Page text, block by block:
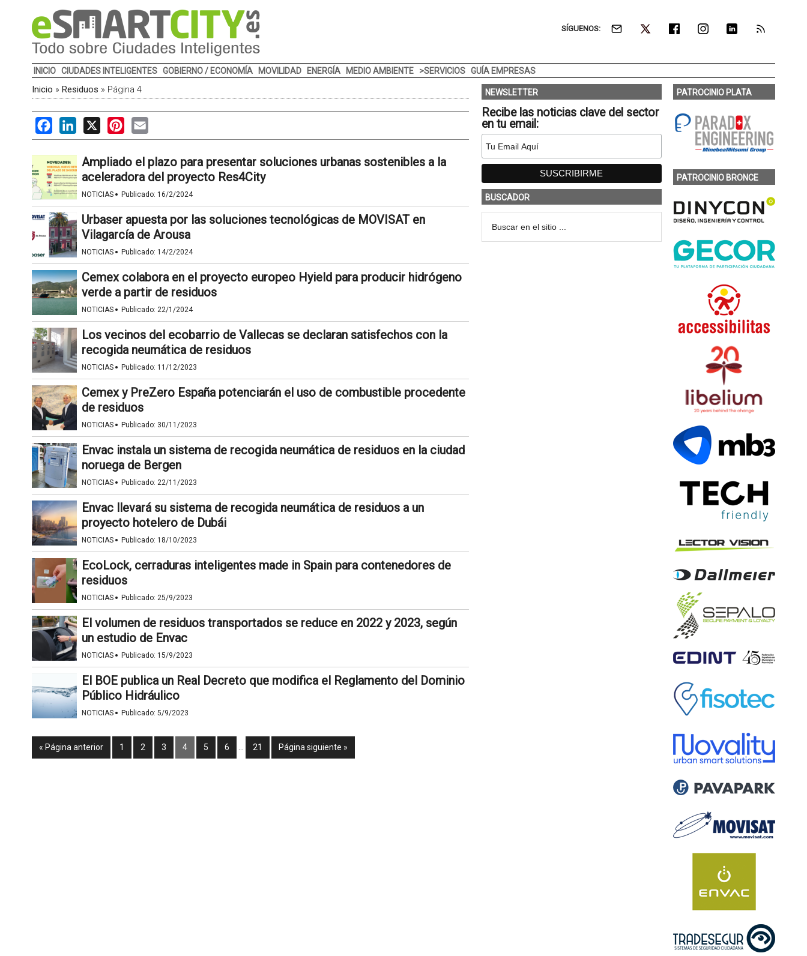
SÍGUENOS:
INICIO CIUDADES INTELIGENTES GOBIERNO / ECONOMÍA MOVILIDAD ENERGÍA MEDIO AMBIENTE >SERVICIOS GUÍA EMPRESAS
Inicio » Residuos » Página 4
FacebookLinkedIn
X PinterestEmail
Ampliado el plazo para presentar soluciones urbanas sostenibles a la
aceleradora del proyecto Res4City
NOTICIAS · Publicado: 16/2/2024
Urbaser apuesta por las soluciones tecnológicas de MOVISAT en
Vilagarcía de Arousa
NOTICIAS · Publicado: 14/2/2024
Cemex colabora en el proyecto europeo Hyield para producir hidrógeno
verde a partir de residuos
NOTICIAS · Publicado: 22/1/2024
Los vecinos del ecobarrio de Vallecas se declaran satisfechos con la
recogida neumática de residuos
NOTICIAS · Publicado: 11/12/2023
Cemex y PreZero España potenciarán el uso de combustible procedente
de residuos
NOTICIAS · Publicado: 30/11/2023
Envac instala un sistema de recogida neumática de residuos en la ciudad
noruega de Bergen
NOTICIAS · Publicado: 22/11/2023
Envac llevará su sistema de recogida neumática de residuos a un
proyecto hotelero de Dubái
NOTICIAS · Publicado: 18/10/2023
EcoLock, cerraduras inteligentes made in Spain para contenedores de
residuos
NOTICIAS · Publicado: 25/9/2023
El volumen de residuos transportados se reduce en 2022 y 2023, según
un estudio de Envac
NOTICIAS · Publicado: 15/9/2023
El BOE publica un Real Decreto que modifica el Reglamento del Dominio
Público Hidráulico
NOTICIAS · Publicado: 5/9/2023
« Página anterior 1 2 3 4 5 6 21 Página siguiente »
NEWSLETTER
Recibe las noticias clave del sector
en tu email:
BUSCADOR
PATROCINIO PLATA
PATROCINIO BRONCE